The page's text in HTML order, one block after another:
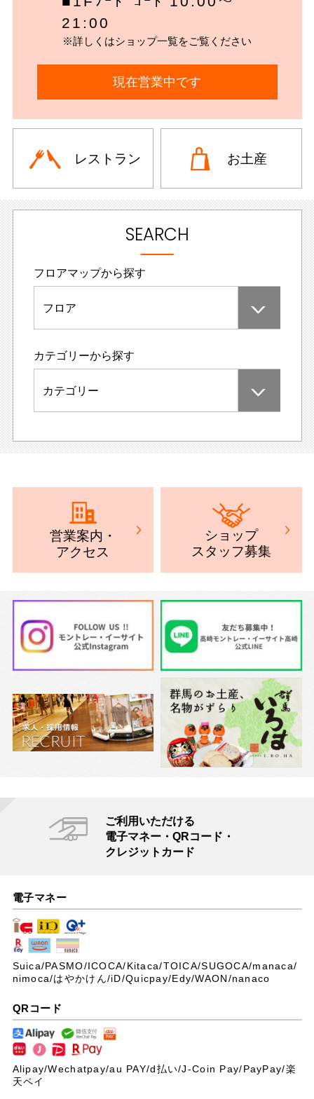
21:00
※詳しくはショップ一覧をご覧ください
現在営業中です
レストラン お土産
SEARCH
フロアマップから探す
フロア
カテゴリーから探す
カテゴリー
営業案内 ・
アクセス
ショップ
スタッフ募集
ご利用いただける
電子マネー・QRコード・
クレジットカード
電子マネー
Suica/PASMO/ICOCA/Kitaca/TOICA/SUGOCA/manaca/
nimoca/はやかけん/iD/Quicpay/Edy/WAON/nanaco
QRコード
Alipay/Wechatpay/au PAY/d払い/J-Coin Pay/PayPay/楽
天ペイ